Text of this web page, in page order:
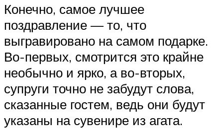
Конечно, самое лучшее
поздравление — то, что
выгравировано на самом подарке.
Во-первых, смотрится это крайне
необычно и ярко, а во-вторых,
супруги точно не забудут слова,
сказанные гостем, ведь они будут
указаны на сувенире из агата.